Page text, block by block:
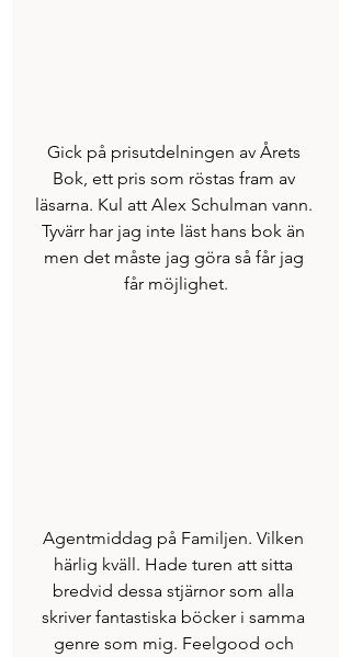
Gick på prisutdelningen av Årets
Bok, ett pris som röstas fram av
läsarna. Kul att Alex Schulman vann.
Tyvärr har jag inte läst hans bok än
men det måste jag göra så får jag
får möjlighet.
Agentmiddag på Familjen. Vilken
härlig kväll. Hade turen att sitta
bredvid dessa stjärnor som alla
skriver fantastiska böcker i samma
genre som mig. Feelgood och